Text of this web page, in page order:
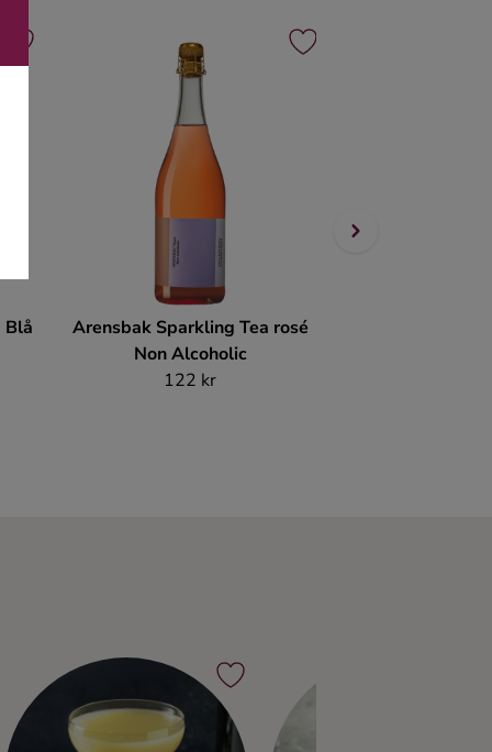
Blå
Arensbak Sparkling Tea rosé
Non Alcoholic
122 kr